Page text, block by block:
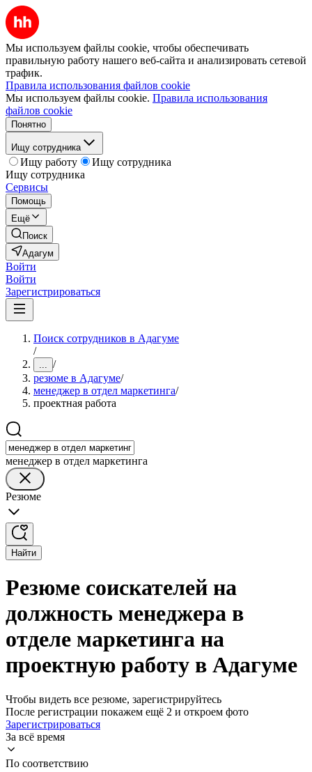
Мы используем файлы cookie, чтобы обеспечивать
правильную работу нашего веб-сайта и анализировать сетевой
трафик.
Правила использования файлов cookie
Мы используем файлы cookie. Правила использования
файлов cookie
Понятно
Ищу сотрудника
Ищу работу
Ищу сотрудника
Ищу сотрудника
Сервисы
Помощь
Ещё
Поиск
Адагум
Войти
Войти
Зарегистрироваться
Поиск сотрудников в Адагуме
/
... /
резюме в Адагуме/
менеджер в отдел маркетинга/
проектная работа
менеджер в отдел маркетинга
Резюме
Найти
Резюме соискателей на
должность менеджера в
отделе маркетинга на
проектную работу в Адагуме
Чтобы видеть все резюме, зарегистрируйтесь
После регистрации покажем ещё 2 и откроем фото
Зарегистрироваться
За всё время
По соответствию